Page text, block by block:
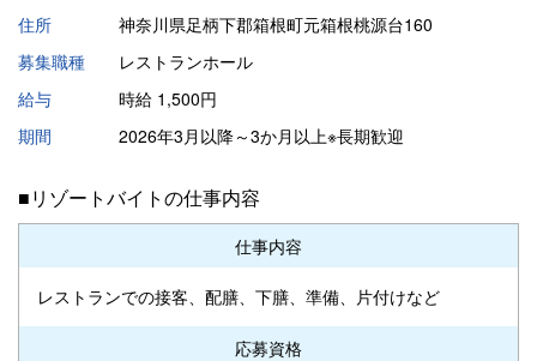
住所
神奈川県足柄下郡箱根町元箱根桃源台160
募集職種
レストランホール
給与
時給 1,500円
期間
2026年3月以降～3か月以上※長期歓迎
■リゾートバイトの仕事内容
仕事内容
レストランでの接客、配膳、下膳、準備、片付けなど
応募資格